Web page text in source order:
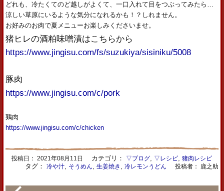
どれも、冷たくてのど越しがよくて、一口入れて目をつぶってみたら…
涼しい草原にいるような気分になれるかも！？しれません。
お好みのお肉で夏メニューお楽しみくださいませ。
猪ヒレの酒粕味噌漬はこちらから
https://www.jingisu.com/fs/suzukiya/sisiniku/5008
豚肉
https://www.jingisu.com/c/pork
鶏肉
https://www.jingisu.com/c/chicken
投稿日： 2021年08月11日 カテゴリ： ▽ブログ, ▽レシピ, 猪肉レシピ
タグ： 冷や汁, そうめん, 生姜焼き , 冷レモンうどん 投稿者： 鹿之助